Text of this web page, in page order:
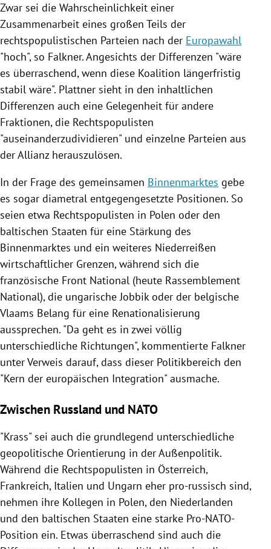
Zwar sei die Wahrscheinlichkeit einer
Zusammenarbeit eines großen Teils der
rechtspopulistischen Parteien nach der Europawahl
"hoch", so Falkner. Angesichts der Differenzen "wäre
es überraschend, wenn diese Koalition längerfristig
stabil wäre". Plattner sieht in den inhaltlichen
Differenzen auch eine Gelegenheit für andere
Fraktionen, die Rechtspopulisten
"auseinanderzudividieren" und einzelne Parteien aus
der Allianz herauszulösen.
In der Frage des gemeinsamen Binnenmarktes gebe
es sogar diametral entgegengesetzte Positionen. So
seien etwa Rechtspopulisten in Polen oder den
baltischen Staaten für eine Stärkung des
Binnenmarktes und ein weiteres Niederreißen
wirtschaftlicher Grenzen, während sich die
französische Front National (heute Rassemblement
National), die ungarischeJobbikoder der belgische
Vlaams Belang für eine Renationalisierung
aussprechen. "Da geht es in zwei völlig
unterschiedliche Richtungen", kommentierte Falkner
unter Verweis darauf, dass dieser Politikbereich den
"Kern der europäischen Integration" ausmache.
Zwischen Russland und NATO
"Krass" sei auch die grundlegend unterschiedliche
geopolitische Orientierung in der Außenpolitik.
Während die Rechtspopulisten in Österreich,
Frankreich, Italien und Ungarn eher pro-russisch sind,
nehmen ihre Kollegen in Polen, den Niederlanden
und den baltischen Staaten eine starke Pro-NATO-
Position ein. Etwas überraschend sind auch die